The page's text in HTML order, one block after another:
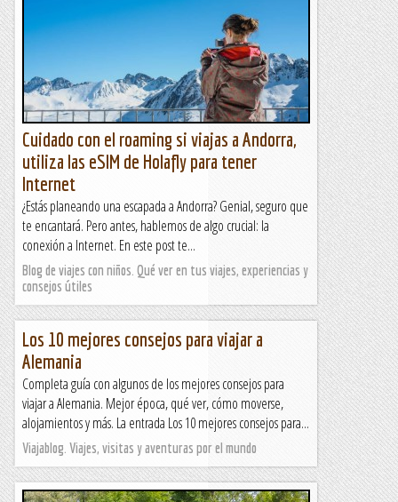
Cuidado con el roaming si viajas a Andorra,
utiliza las eSIM de Holafly para tener
Internet
¿Estás planeando una escapada a Andorra? Genial, seguro que
te encantará. Pero antes, hablemos de algo crucial: la
conexión a Internet. En este post te...
Blog de viajes con niños. Qué ver en tus viajes, experiencias y
consejos útiles
Los 10 mejores consejos para viajar a
Alemania
Completa guía con algunos de los mejores consejos para
viajar a Alemania. Mejor época, qué ver, cómo moverse,
alojamientos y más. La entrada Los 10 mejores consejos para...
Viajablog. Viajes, visitas y aventuras por el mundo